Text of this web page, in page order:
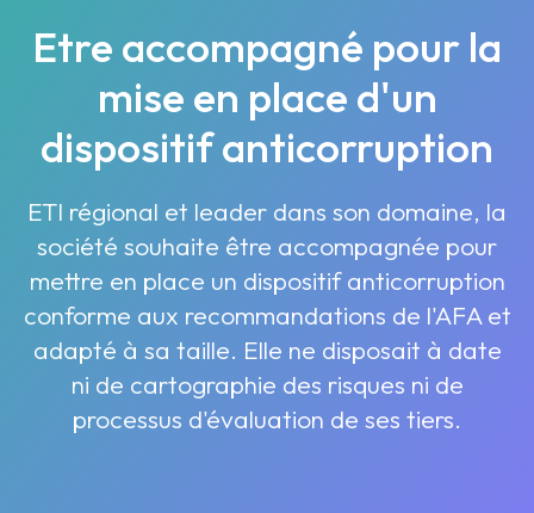
Etre accompagné pour la
mise en place d'un
dispositif anticorruption
ETI régional et leader dans son domaine, la
société souhaite être accompagnée pour
mettre en place un dispositif anticorruption
conforme aux recommandations de l'AFA et
adapté à sa taille. Elle ne disposait à date
ni de cartographie des risques ni de
processus d'évaluation de ses tiers.